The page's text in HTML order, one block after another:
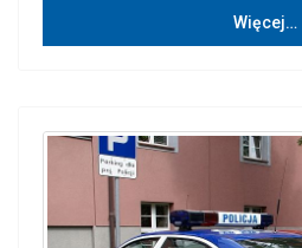
Więcej…